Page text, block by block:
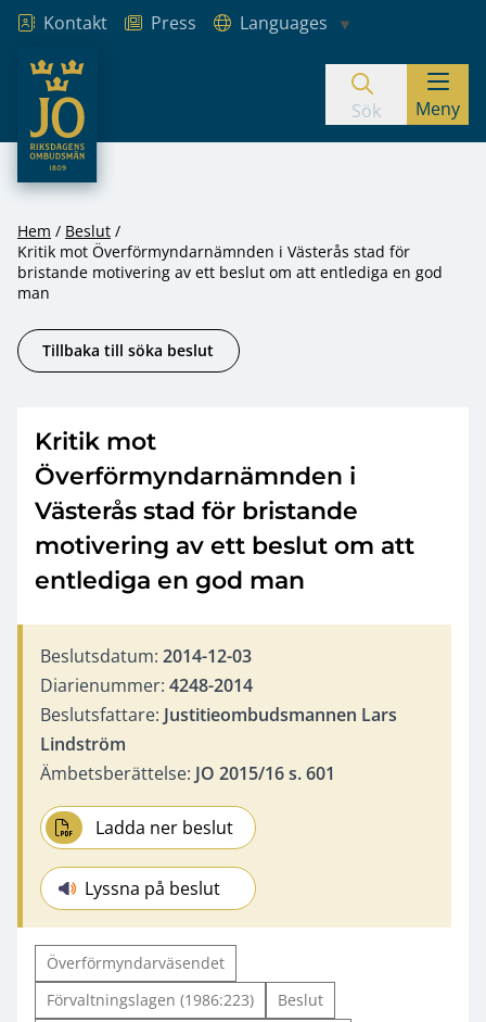
Hoppa till innehåll
Kontakt Press
Languages
JO – Riksdagens Ombudsmän
Sök Meny
Hem
Beslut
Kritik mot Överförmyndarnämnden i Västerås stad för
bristande motivering av ett beslut om att entlediga en god
man
Tillbaka till söka beslut
Kritik mot
Överförmyndarnämnden i
Västerås stad för bristande
motivering av ett beslut om att
entlediga en god man
Beslutsdatum: 2014-12-03
Diarienummer: 4248-2014
Beslutsfattare: Justitieombudsmannen Lars
Lindström
Ämbetsberättelse: JO 2015/16 s. 601
Ladda ner beslut
Lyssna på beslut
Överförmyndarväsendet
Förvaltningslagen (1986:223)
Beslut